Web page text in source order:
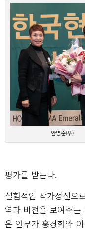
안병순(우)
평가를 받는다.
실험적인 작가정신으
역과 비전을 보여주
은 안무가 홍경화와